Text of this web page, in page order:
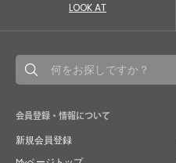
LOOK AT
会員登録・情報について
新規会員登録